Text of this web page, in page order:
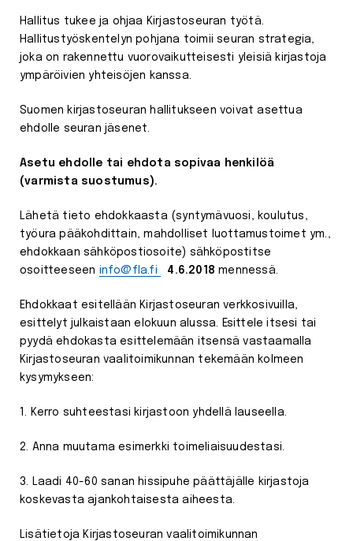
Hallitus tukee ja ohjaa Kirjastoseuran työtä.
Hallitustyöskentelyn pohjana toimii seuran strategia,
joka on rakennettu vuorovaikutteisesti yleisiä kirjastoja
ympäröivien yhteisöjen kanssa.
Suomen kirjastoseuran hallitukseen voivat asettua
ehdolle seuran jäsenet.
Asetu ehdolle tai ehdota sopivaa henkilöä
(varmista suostumus).
Lähetä tieto ehdokkaasta (syntymävuosi, koulutus,
työura pääkohdittain, mahdolliset luottamustoimet ym.,
ehdokkaan sähköpostiosoite) sähköpostitse
osoitteeseen info@fla.fi 4.6.2018 mennessä.
Ehdokkaat esitellään Kirjastoseuran verkkosivuilla,
esittelyt julkaistaan elokuun alussa. Esittele itsesi tai
pyydä ehdokasta esittelemään itsensä vastaamalla
Kirjastoseuran vaalitoimikunnan tekemään kolmeen
kysymykseen:
1. Kerro suhteestasi kirjastoon yhdellä lauseella.
2. Anna muutama esimerkki toimeliaisuudestasi.
3. Laadi 40-60 sanan hissipuhe päättäjälle kirjastoja
koskevasta ajankohtaisesta aiheesta.
Lisätietoja Kirjastoseuran vaalitoimikunnan